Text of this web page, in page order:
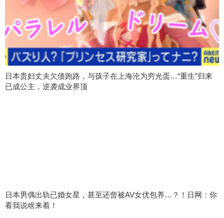
日本贵妇丈夫欠债跑路，与孩子在上海沦为穷光蛋…“重生”归来
已成公主，逆袭成业界顶
日本男偶出轨已婚女星，甚至还曾被AV女优包养…？！日网：你
看我说啥来着！